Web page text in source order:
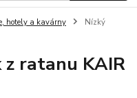
hotely a kavárny
ratanu KAIR